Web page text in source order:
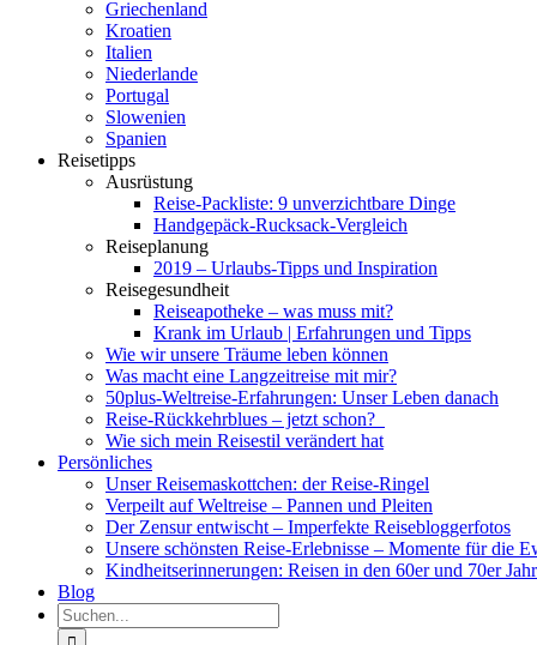
Griechenland
Kroatien
Italien
Niederlande
Portugal
Slowenien
Spanien
Reisetipps
Ausrüstung
Reise-Packliste: 9 unverzichtbare Dinge
Handgepäck-Rucksack-Vergleich
Reiseplanung
2019 – Urlaubs-Tipps und Inspiration
Reisegesundheit
Reiseapotheke – was muss mit?
Krank im Urlaub | Erfahrungen und Tipps
Wie wir unsere Träume leben können
Was macht eine Langzeitreise mit mir?
50plus-Weltreise-Erfahrungen: Unser Leben danach
Reise-Rückkehrblues – jetzt schon?
Wie sich mein Reisestil verändert hat
Persönliches
Unser Reisemaskottchen: der Reise-Ringel
Verpeilt auf Weltreise – Pannen und Pleiten
Der Zensur entwischt – Imperfekte Reisebloggerfotos
Unsere schönsten Reise-Erlebnisse – Momente für die
Kindheitserinnerungen: Reisen in den 60er und 70er
Blog
Suche
nach: